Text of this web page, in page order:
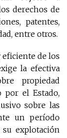
derechos de
patentes,
entre otros.
eficiente de los
la efectiva
propiedad
por el Estado,
sobre las
un período
explotación